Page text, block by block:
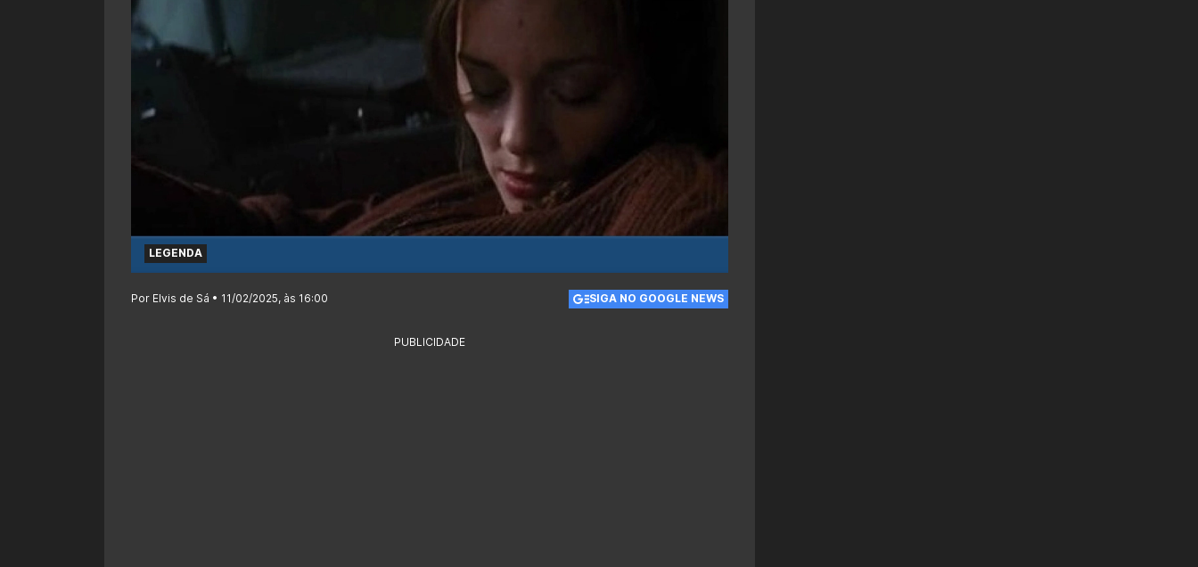
LEGENDA
Por Elvis de Sá • 11/02/2025, às 16:00 SIGA NO GOOGLE NEWS
PUBLICIDADE